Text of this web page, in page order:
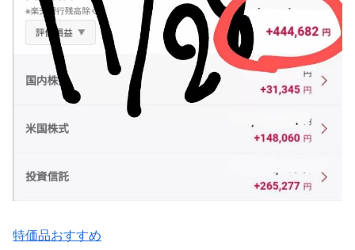
特価品おすすめ